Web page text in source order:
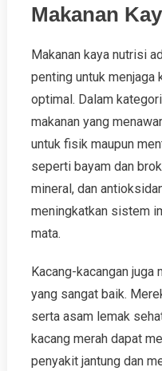
Makanan
Makanan kaya nutrisi
penting untuk menjaga
optimal. Dalam
makanan yang
untuk fisik maupun
seperti bayam dan
mineral, dan
meningkatkan sistem
mata.
Kacang-kacangan juga
yang sangat baik.
serta asam lemak
kacang merah dapat
penyakit jantung dan